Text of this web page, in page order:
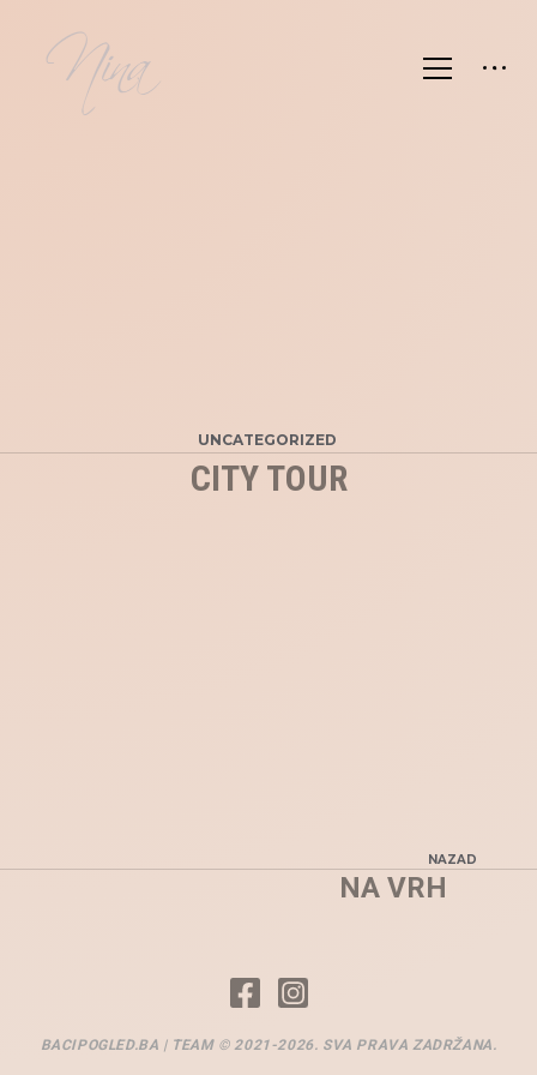
UNCATEGORIZED
CITY TOUR
NAZAD
NA VRH
BACIPOGLED.BA | TEAM © 2021-2026. SVA PRAVA ZADRŽANA.